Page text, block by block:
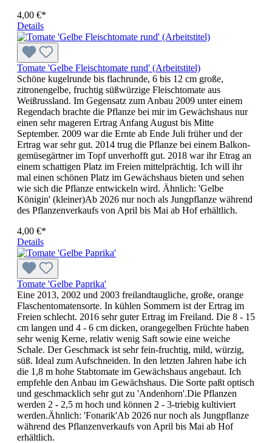
4,00 €*
Details
Tomate 'Gelbe Fleischtomate rund' (Arbeitstitel)
Schöne kugelrunde bis flachrunde, 6 bis 12 cm große,
zitronengelbe, fruchtig süßwürzige Fleischtomate aus
Weißrussland. Im Gegensatz zum Anbau 2009 unter einem
Regendach brachte die Pflanze bei mir im Gewächshaus nur
einen sehr mageren Ertrag Anfang August bis Mitte
September. 2009 war die Ernte ab Ende Juli früher und der
Ertrag war sehr gut. 2014 trug die Pflanze bei einem Balkon­
gemüsegärtner im Topf unverhofft gut. 2018 war ihr Etrag an
einem schattigen Platz im Freien mittelprächtig. Ich will ihr
mal einen schönen Platz im Gewächshaus bieten und sehen
wie sich die Pflanze entwickeln wird. Ähnlich: 'Gelbe
Königin' (kleiner)Ab 2026 nur noch als Jungpflanze während
des Pflanzenverkaufs von April bis Mai ab Hof erhältlich.
4,00 €*
Details
Tomate 'Gelbe Paprika'
Eine 2013, 2002 und 2003 freiland­taugliche, große, orange
Flaschen­tomatensorte. In kühlen Sommern ist der Ertrag im
Freien schlecht. 2016 sehr guter Ertrag im Freiland. Die 8 - 15
cm langen und 4 - 6 cm dicken, orangegelben Früchte haben
sehr wenig Kerne, relativ wenig Saft sowie eine weiche
Schale. Der Geschmack ist sehr fein-fruchtig, mild, würzig,
süß. Ideal zum Aufschneiden. In den letzten Jahren habe ich
die 1,8 m hohe Stabtomate im Gewächshaus angebaut. Ich
empfehle den Anbau im Gewächshaus. Die Sorte paßt optisch
und geschmacklich sehr gut zu 'Andenhorn'.Die Pflanzen
werden 2 - 2,5 m hoch und können 2 - 3-triebig kultiviert
werden.Ähnlich: 'Fonarik'Ab 2026 nur noch als Jungpflanze
während des Pflanzenverkaufs von April bis Mai ab Hof
erhältlich.